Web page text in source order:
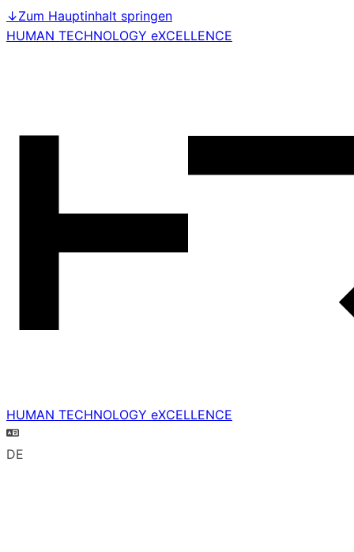
↓Zum Hauptinhalt springen
HUMAN TECHNOLOGY eXCELLENCE
HUMAN TECHNOLOGY eXCELLENCE
DE